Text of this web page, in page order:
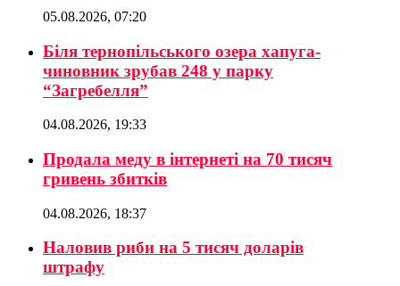
05.08.2026, 07:20
Біля тернопільського озера хапуга-
чиновник зрубав 248 у парку
“Загребелля”
04.08.2026, 19:33
Продала меду в інтернеті на 70 тисяч
гривень збитків
04.08.2026, 18:37
Наловив риби на 5 тисяч доларів
штрафу